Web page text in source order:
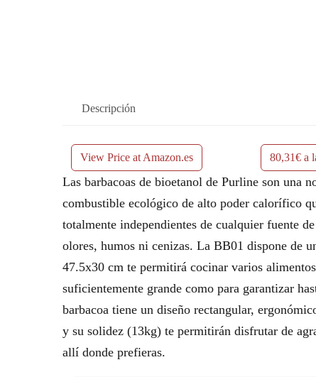
Descripción
View Price at Amazon.es 80,31€ a
Las barbacoas de bioetanol de Purline son una
combustible ecológico de alto poder calorífico
totalmente independientes de cualquier fuente
olores, humos ni cenizas. La BB01 dispone de
47.5x30 cm te permitirá cocinar varios
suficientemente grande como para garantizar
barbacoa tiene un diseño rectangular,
y su solidez (13kg) te permitirán disfrutar de
allí donde prefieras.